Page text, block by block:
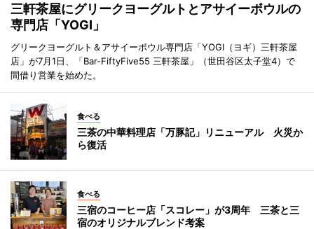
三軒茶屋にグリークヨーグルトとアサイーボウルの
専門店「YOGI」
グリークヨーグルト＆アサイーボウル専門店「YOGI（ヨギ）三軒茶屋
店」が7月1日、「Bar-FiftyFive55 三軒茶屋」（世田谷区太子堂4）で
間借り営業を始めた。
食べる
三茶の中華料理店「万豚記」リニューアル 火災か
ら復活
食べる
三宿のコーヒー店「スコレー」が3周年 三茶と三
宿のオリジナルブレンド考案